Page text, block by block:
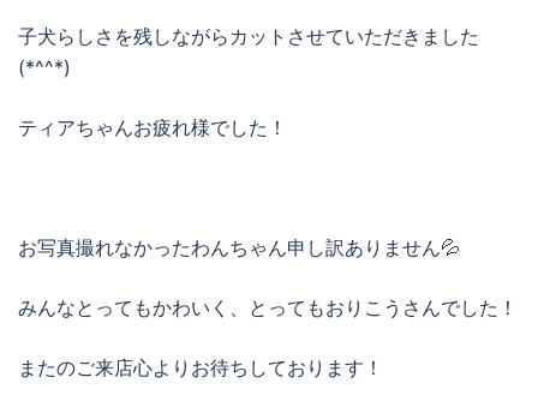
子犬らしさを残しながらカットさせていただきました
(*^^*)
ティアちゃんお疲れ様でした！
お写真撮れなかったわんちゃん申し訳ありません💦
みんなとってもかわいく、とってもおりこうさんでした！
またのご来店心よりお待ちしております！